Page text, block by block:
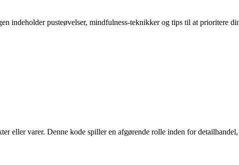
indeholder pusteøvelser, mindfulness-teknikker og tips til at prioritere
eller varer. Denne kode spiller en afgørende rolle inden for